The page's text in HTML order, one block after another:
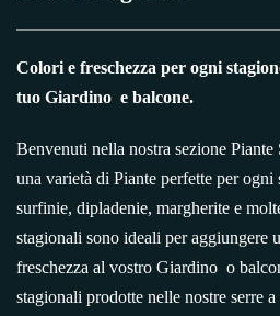
Colori e freschezza per ogni
tuo Giardino e balcone.
Benvenuti nella nostra sezione
una varietà di Piante perfette per
surfinie, dipladenie, margherite e
stagionali sono ideali per aggiungere
freschezza al vostro Giardino o
stagionali prodotte nelle nostre serre